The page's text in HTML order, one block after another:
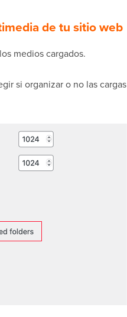
de tu sitio web
medios cargados.
si organizar o no las cargas